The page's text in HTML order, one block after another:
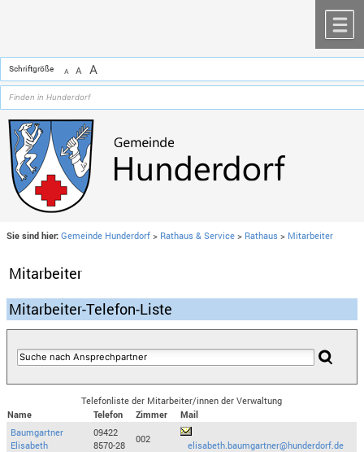
Schriftgröße A A A
Sie sind hier: Gemeinde Hunderdorf > Rathaus & Service > Rathaus > Mitarbeiter
Mitarbeiter
Mitarbeiter-Telefon-Liste
Telefonliste der Mitarbeiter/innen der Verwaltung
Name
Telefon Zimmer
Mail
Baumgartner
Elisabeth
09422
8570-28
002
elisabeth.baumgartner@hunderdorf.de